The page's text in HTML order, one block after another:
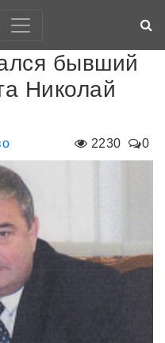
бывший
Николай
2230 0